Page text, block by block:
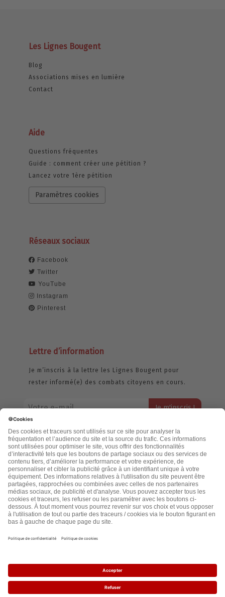
Les Lignes Bougent
Blog
Associations mises en lumière
Contact
Aide
Questions fréquentes
Guide : comment créer une pétition ?
Lancez votre 1ère pétition
Paramètres cookies
Réseaux sociaux
Facebook
Twitter
YouTube
Instagram
Pinterest
Lettre d’information
Je m’inscris à la lettre les Lignes Bougent pour
rester informé(e) des combats citoyens en cours.
jamais échangée. Pour consulter notre politique de confidentialité,
cliquez ici.
Accueil
Politique de confidentialité
Cookies